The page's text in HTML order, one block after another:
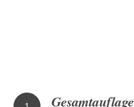
Gesamtauflage